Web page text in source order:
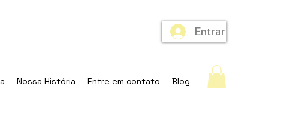
Entrar
Nossa História Entre em contato Blog